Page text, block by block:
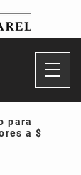
para
a $